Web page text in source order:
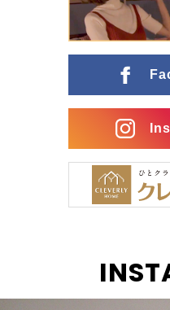
空間をひきしめてくれ
趣味のバイクは専用の
ングとの行き来がスム
ジ […]